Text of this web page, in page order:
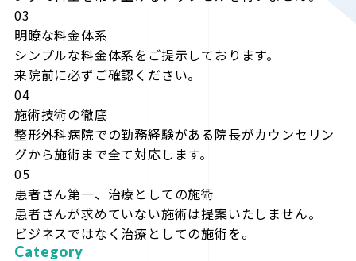
03
明瞭な料金体系
シンプルな料金体系をご提示しております。
来院前に必ずご確認ください。
04
施術技術の徹底
整形外科病院での勤務経験がある院長がカウンセリン
グから施術まで全て対応します。
05
患者さん第一、治療としての施術
患者さんが求めていない施術は提案いたしません。
ビジネスではなく治療としての施術を。
Category